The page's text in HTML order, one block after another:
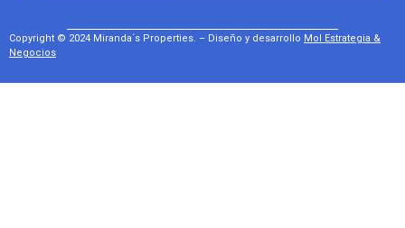
Copyright © 2024 Miranda´s Properties. – Diseño y desarrollo Mol Estrategia &
Negocios